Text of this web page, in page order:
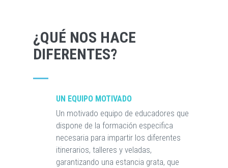
¿QUÉ NOS HACE
DIFERENTES?
UN EQUIPO MOTIVADO
Un motivado equipo de educadores que
dispone de la formación especifica
necesaria para impartir los diferentes
itinerarios, talleres y veladas,
garantizando una estancia grata, que